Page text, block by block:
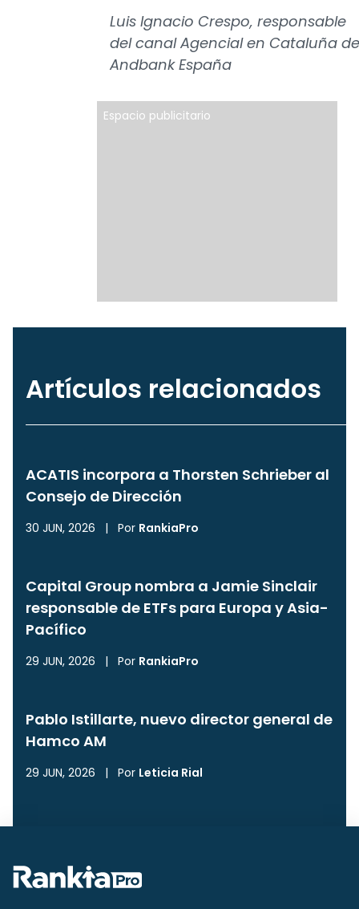
Luis Ignacio Crespo, responsable
del canal Agencial en Cataluña de
Andbank España
Espacio publicitario
Artículos relacionados
ACATIS incorpora a Thorsten Schrieber al
Consejo de Dirección
30 JUN, 2026 | Por RankiaPro
Capital Group nombra a Jamie Sinclair
responsable de ETFs para Europa y Asia-
Pacífico
29 JUN, 2026 | Por RankiaPro
Pablo Istillarte, nuevo director general de
Hamco AM
29 JUN, 2026 | Por Leticia Rial